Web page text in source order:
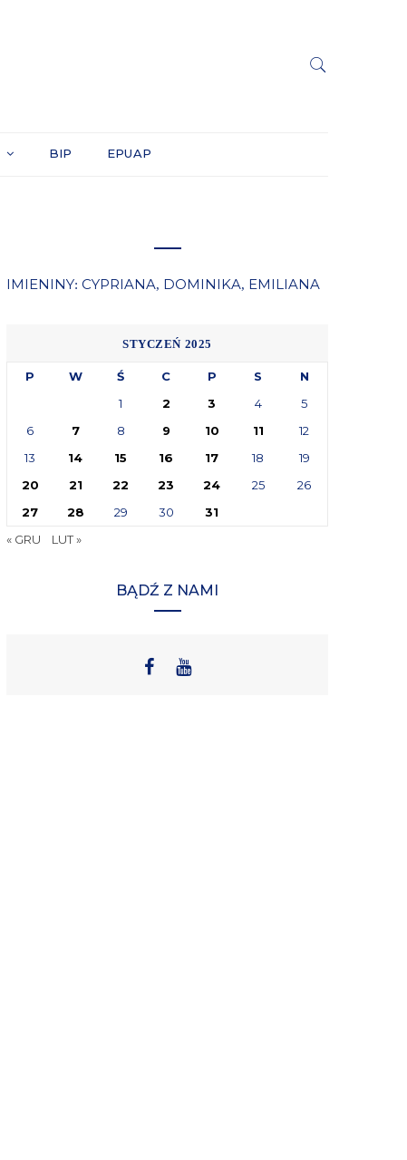
BIP EPUAP
IMIENINY: CYPRIANA, DOMINIKA, EMILIANA
STYCZEŃ 2025
P W Ś C P S
N
1
2 3 4
5
6
7 8 9 10 11
12
13
14 15 16 17 18
19
20
21 22 23 24 25
26
27
28 29 30
31
« GRU
LUT »
BĄDŹ Z NAMI